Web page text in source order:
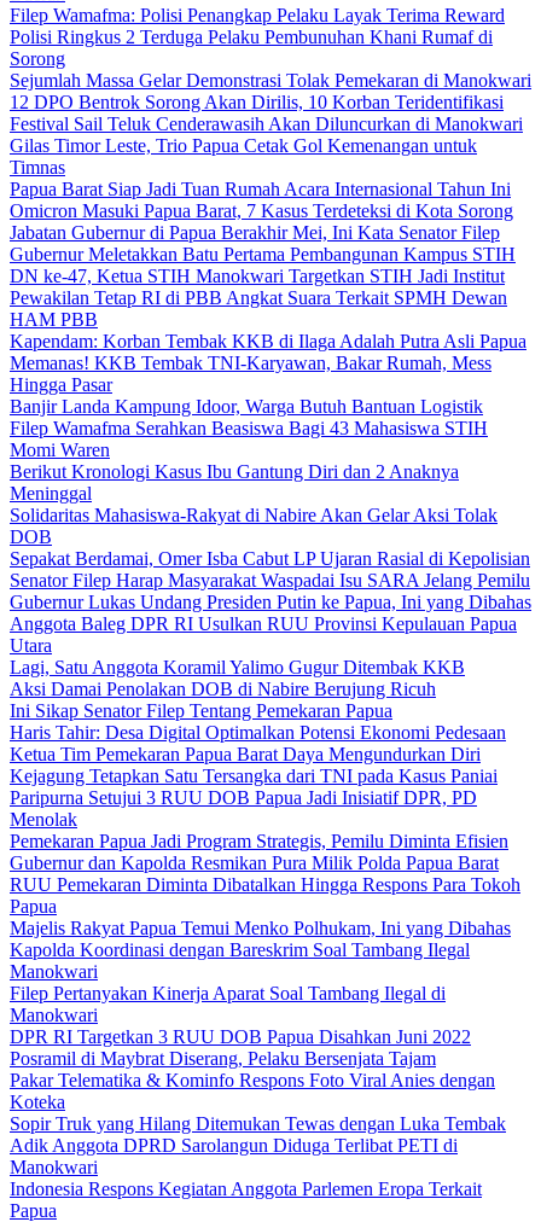
Filep Wamafma: Polisi Penangkap Pelaku Layak Terima Reward
Polisi Ringkus 2 Terduga Pelaku Pembunuhan Khani Rumaf di
Sorong
Sejumlah Massa Gelar Demonstrasi Tolak Pemekaran di Manokwari
12 DPO Bentrok Sorong Akan Dirilis, 10 Korban Teridentifikasi
Festival Sail Teluk Cenderawasih Akan Diluncurkan di Manokwari
Gilas Timor Leste, Trio Papua Cetak Gol Kemenangan untuk
Timnas
Papua Barat Siap Jadi Tuan Rumah Acara Internasional Tahun Ini
Omicron Masuki Papua Barat, 7 Kasus Terdeteksi di Kota Sorong
Jabatan Gubernur di Papua Berakhir Mei, Ini Kata Senator Filep
Gubernur Meletakkan Batu Pertama Pembangunan Kampus STIH
DN ke-47, Ketua STIH Manokwari Targetkan STIH Jadi Institut
Pewakilan Tetap RI di PBB Angkat Suara Terkait SPMH Dewan
HAM PBB
Kapendam: Korban Tembak KKB di Ilaga Adalah Putra Asli Papua
Memanas! KKB Tembak TNI-Karyawan, Bakar Rumah, Mess
Hingga Pasar
Banjir Landa Kampung Idoor, Warga Butuh Bantuan Logistik
Filep Wamafma Serahkan Beasiswa Bagi 43 Mahasiswa STIH
Momi Waren
Berikut Kronologi Kasus Ibu Gantung Diri dan 2 Anaknya
Meninggal
Solidaritas Mahasiswa-Rakyat di Nabire Akan Gelar Aksi Tolak
DOB
Sepakat Berdamai, Omer Isba Cabut LP Ujaran Rasial di Kepolisian
Senator Filep Harap Masyarakat Waspadai Isu SARA Jelang Pemilu
Gubernur Lukas Undang Presiden Putin ke Papua, Ini yang Dibahas
Anggota Baleg DPR RI Usulkan RUU Provinsi Kepulauan Papua
Utara
Lagi, Satu Anggota Koramil Yalimo Gugur Ditembak KKB
Aksi Damai Penolakan DOB di Nabire Berujung Ricuh
Ini Sikap Senator Filep Tentang Pemekaran Papua
Haris Tahir: Desa Digital Optimalkan Potensi Ekonomi Pedesaan
Ketua Tim Pemekaran Papua Barat Daya Mengundurkan Diri
Kejagung Tetapkan Satu Tersangka dari TNI pada Kasus Paniai
Paripurna Setujui 3 RUU DOB Papua Jadi Inisiatif DPR, PD
Menolak
Pemekaran Papua Jadi Program Strategis, Pemilu Diminta Efisien
Gubernur dan Kapolda Resmikan Pura Milik Polda Papua Barat
RUU Pemekaran Diminta Dibatalkan Hingga Respons Para Tokoh
Papua
Majelis Rakyat Papua Temui Menko Polhukam, Ini yang Dibahas
Kapolda Koordinasi dengan Bareskrim Soal Tambang Ilegal
Manokwari
Filep Pertanyakan Kinerja Aparat Soal Tambang Ilegal di
Manokwari
DPR RI Targetkan 3 RUU DOB Papua Disahkan Juni 2022
Posramil di Maybrat Diserang, Pelaku Bersenjata Tajam
Pakar Telematika & Kominfo Respons Foto Viral Anies dengan
Koteka
Sopir Truk yang Hilang Ditemukan Tewas dengan Luka Tembak
Adik Anggota DPRD Sarolangun Diduga Terlibat PETI di
Manokwari
Indonesia Respons Kegiatan Anggota Parlemen Eropa Terkait
Papua